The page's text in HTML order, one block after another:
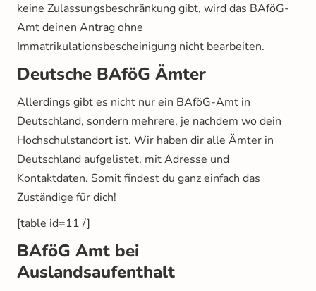
keine Zulassungsbeschränkung gibt, wird das BAföG-
Amt deinen Antrag ohne
Immatrikulationsbescheinigung nicht bearbeiten.
Deutsche BAföG Ämter
Allerdings gibt es nicht nur ein BAföG-Amt in
Deutschland, sondern mehrere, je nachdem wo dein
Hochschulstandort ist. Wir haben dir alle Ämter in
Deutschland aufgelistet, mit Adresse und
Kontaktdaten. Somit findest du ganz einfach das
Zuständige für dich!
[table id=11 /]
BAföG Amt bei
Auslandsaufenthalt